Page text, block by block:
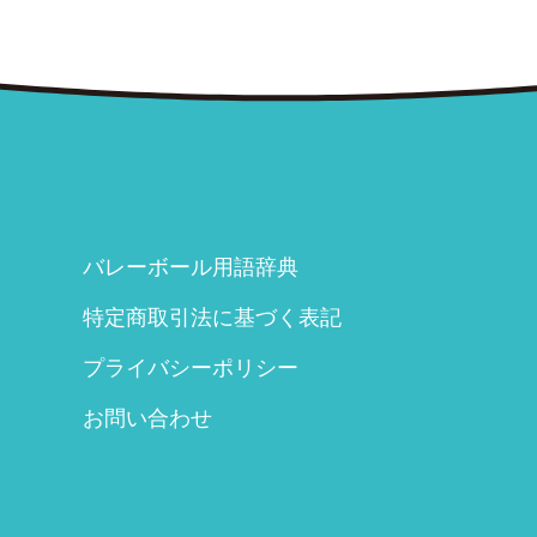
バレーボール用語辞典
特定商取引法に基づく表記
プライバシーポリシー
お問い合わせ